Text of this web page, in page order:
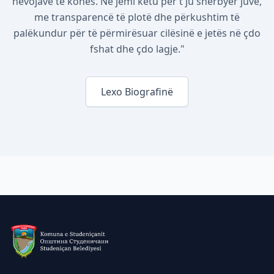
me transparencë të plotë dhe përkushtim të
palëkundur për të përmirësuar cilësinë e jetës në çdo
fshat dhe çdo lagje."
Lexo Biografinë